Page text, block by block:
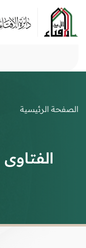
الصفحة الرئيسية
الفتاوى